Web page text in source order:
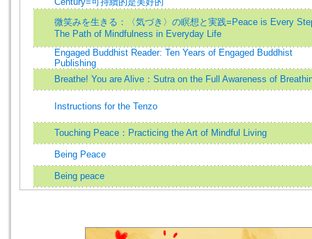
微笑みを生きる：〈気づき〉の瞑想と実践=Peace is Every
The Path of Mindfulness in Everyday Life
Engaged Buddhist Reader: Ten Years of Engaged Buddhist
Publishing
Breathe! You are Alive：Sutra on the Full Awareness of
Instructions for the Tenzo
Touching Peace：Practicing the Art of Mindful Living
Being Peace
Being peace